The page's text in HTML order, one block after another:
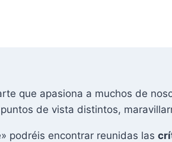
que apasiona a muchos de
puntos de vista distintos,
podréis encontrar reunidas las